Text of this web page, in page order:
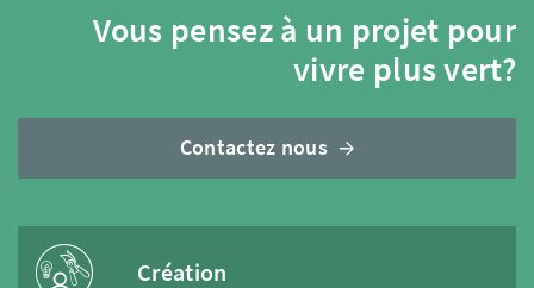
Vous pensez à un projet pour
vivre plus vert?
Contactez nous
Création